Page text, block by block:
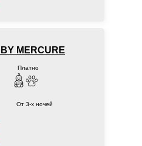
MERCURE
От 3-х ночей
Платно